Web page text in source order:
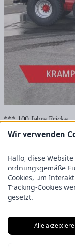
*** 100 Jahre Fricke
Krampe HD 620
Baujahr 2023
Bereifung 650/
Gef. Zugdeichsel
Druckluftbremse
Für weitere
Verkäufer gerne zur
Wir verwenden
Hallo, diese
ordnungsgemäße
Cookies, um
Tracking-Cookies
gesetzt.
Alle